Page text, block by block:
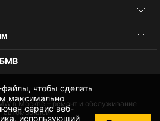
чтобы сделать
максимально
сервис веб-
использующий
БМВ
в Москве – ремонт и обслуживание
автомобилей